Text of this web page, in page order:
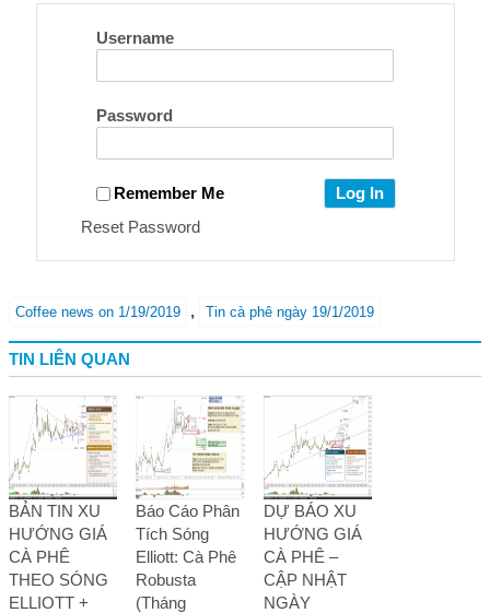
Username
Password
Remember Me
Reset Password
Coffee news on 1/19/2019 , Tin cà phê ngày 19/1/2019
TIN LIÊN QUAN
BẢN TIN XU
HƯỚNG GIÁ
CÀ PHÊ
THEO SÓNG
ELLIOTT +
Báo Cáo Phân
Tích Sóng
Elliott: Cà Phê
Robusta
(Tháng
DỰ BÁO XU
HƯỚNG GIÁ
CÀ PHÊ –
CẬP NHẬT
NGÀY